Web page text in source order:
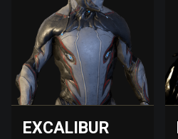
EXCALIBUR